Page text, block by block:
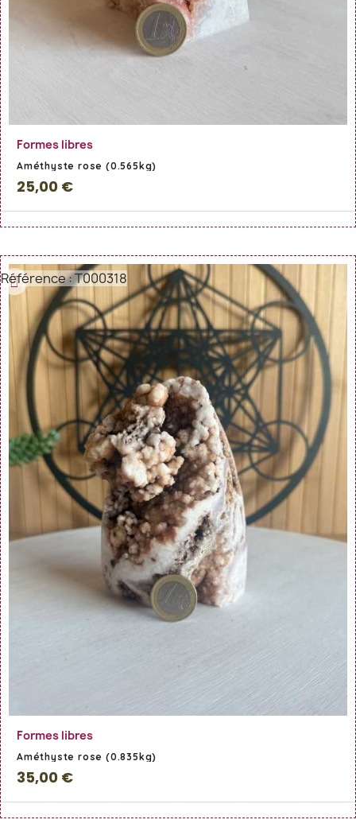
Formes libres
Améthyste rose (0.565kg)
25,00 €
Formes libres
Améthyste rose (0.835kg)
35,00 €
Référence : T000318